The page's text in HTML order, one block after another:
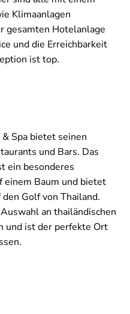
Klimaanlagen
gesamten Hotelanlage
und die Erreichbarkeit
ist top.
Spa bietet seinen
und Bars. Das
ein besonderes
einem Baum und bietet
Golf von Thailand.
an thailändischen
und ist der perfekte Ort